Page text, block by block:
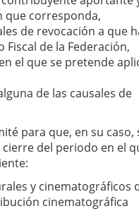
que corresponda,
de revocación a que
de la Federación,
el que se pretende
de las causales de
para que, en su caso,
del periodo en el
y cinematográficos
cinematográfica